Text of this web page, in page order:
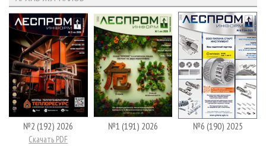
№2 (192) 2026
Скачать PDF
№1 (191) 2026 №6 (190) 2025